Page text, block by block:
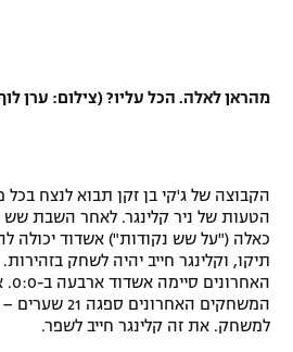
מהראן לאלה. הכל עליו? (צילום: ערן
הקבוצה של ג'קי בן זקן תבוא לנצח בכל
הטעות של ניר קלינגר. לאחר השבת
כאלה ("על שש נקודות") אשדוד יכולה
תיקו, וקלינגר חייב יהיה לשחק
המשחקים
למשחק. את זה קלינגר חייב לשפר.